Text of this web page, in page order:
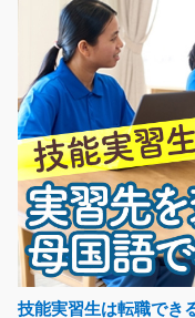
きますリーチフォー…
長期（3ヶ月以上
時給1300円～
神奈川県厚木市
手のひらサイズ製
56急募
高時給( ﾟДﾟ)日勤◎
技能実習生は転職でき